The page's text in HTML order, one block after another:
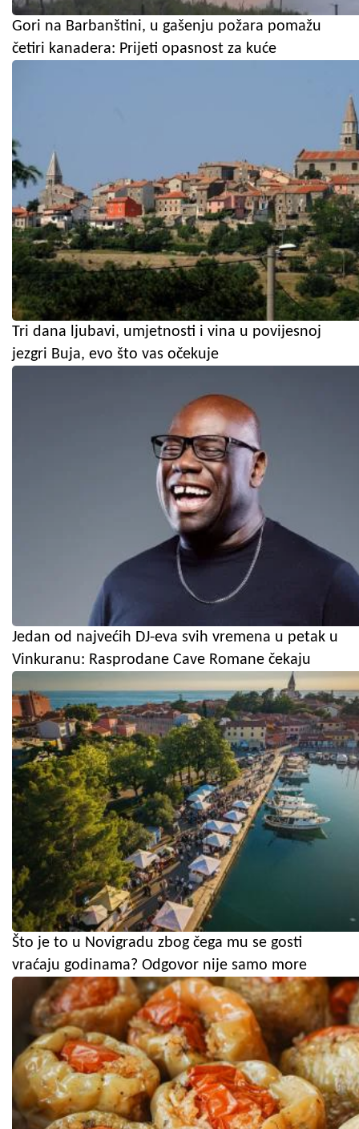
Gori na Barbanštini, u gašenju požara pomažu
četiri kanadera: Prijeti opasnost za kuće
Tri dana ljubavi, umjetnosti i vina u povijesnoj
jezgri Buja, evo što vas očekuje
Jedan od najvećih DJ-eva svih vremena u petak u
Vinkuranu: Rasprodane Cave Romane čekaju
Što je to u Novigradu zbog čega mu se gosti
vraćaju godinama? Odgovor nije samo more